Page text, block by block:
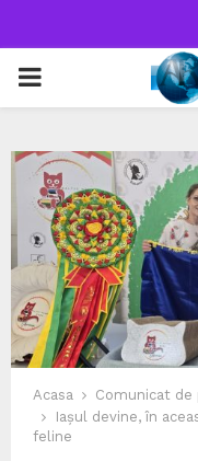
PRIMARY
Acasa
Comunicat de
Iașul devine, în
feline